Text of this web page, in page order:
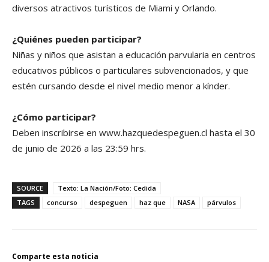
diversos atractivos turísticos de Miami y Orlando.
¿Quiénes pueden participar?
Niñas y niños que asistan a educación parvularia en centros
educativos públicos o particulares subvencionados, y que
estén cursando desde el nivel medio menor a kínder.
¿Cómo participar?
Deben inscribirse en www.hazquedespeguen.cl hasta el 30
de junio de 2026 a las 23:59 hrs.
SOURCE
Texto: La Nación/Foto: Cedida
TAGS
concurso despeguen haz que NASA párvulos
Comparte esta noticia